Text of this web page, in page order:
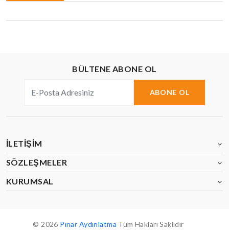
BÜLTENE ABONE OL
ABONE OL
İLETIŞIM
SÖZLEŞMELER
KURUMSAL
© 2026 Pınar Aydınlatma Tüm Hakları Saklıdır